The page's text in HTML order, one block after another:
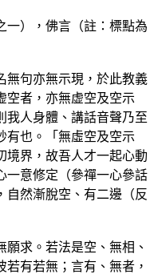
一），佛言（註：標點為
無句亦無示現，於此教義
空者，亦無虚空及空示
人身體、講話音聲乃至
有也。「無虛空及空示
境界，故吾人才一起心動
一意修定（參禪一心參話
自然漸脫空、有二邊（反
求。若法是空、無相、
有若無；言有、無者，